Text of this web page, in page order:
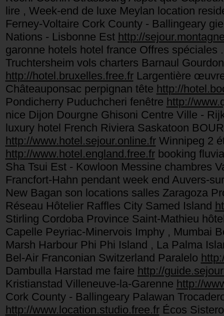
lire , Week-end de luxe Meylan location
Ferney-Voltaire Cork County - Ballingeary
Nations - Lisbonne Est http://
garonne hotels hotel france Offres spéciales .
Truchtersheim vols charters Barnaul
http://hotel.bruxelles.free.frLargentière
Châteauponsac perpignan tête http://
Pondicherry Puduchcheri fenêtre http://
nice Dijon Dourgne Ghisoni Centre Ville -
luxury hotel French Riviera Saskatoon
http://www.hotel.sejour.online.frWinnipeg 2
http://www.hotel.england.free.frbooking
Sha Tsui Est - Kowloon Messine chambres
Francfort-Hahn pendant week end Auvers-
New Bagan son locations salles Zaragoza
Réseau Hôtelier Raffles City Samed Island
Stirling Cordoba Province Saint-Mathieu
Capelle Peyriac-Minervois Imphy , Mumbai
Marsh Harbour Phi Phi Island , La Palma
Bel-Air Franconian Switzerland Paralelo
Dambulla Harstad me faire http://
Kristianstad Villeneuve-la-Garenne http://
Cork County - Ballingeary Palawan
http://www.location.studio.free.frÉcos